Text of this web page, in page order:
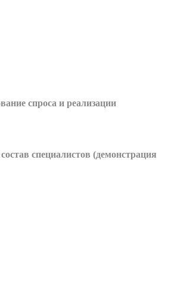
спроса и реализации
специалистов (демонстрация